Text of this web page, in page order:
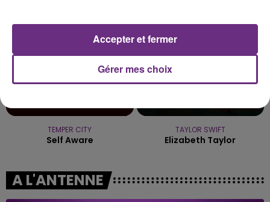
TEMPER CITY
Self Aware
TAYLOR SWIFT
Elizabeth Taylor
A L'ANTENNE
Gérer mes choix
Accepter et fermer